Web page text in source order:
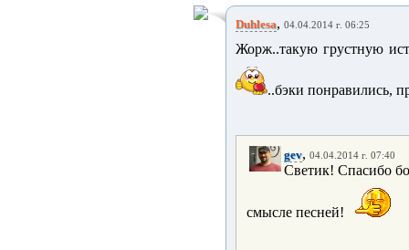
Duhlesa, 04.04.2014 г. 06:25
Жорж..такую грустную
..бэки понравились,
gev, 04.04.2014 г. 07:40
Светик! Спасибо
смысле песней!